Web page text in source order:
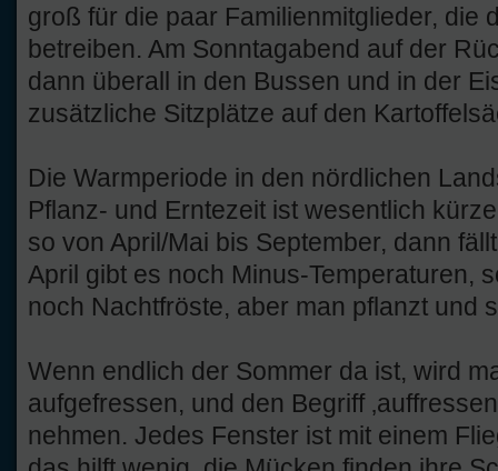
groß für die paar Familienmitglieder, die
betreiben. Am Sonntagabend auf der
dann überall in den Bussen und in der
zusätzliche Sitzplätze auf den
Die Warmperiode in den nördlichen
Pflanz- und Erntezeit ist wesentlich
so von April/Mai bis September, dann
April gibt es noch Minus-Temperaturen,
noch Nachtfröste, aber man pflanzt und
Wenn endlich der Sommer da ist, wird
aufgefressen, und den Begriff
nehmen. Jedes Fenster ist mit einem